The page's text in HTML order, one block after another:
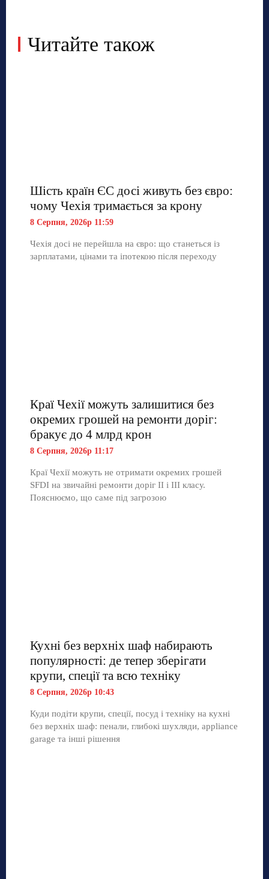
Читайте також
Шість країн ЄС досі живуть без євро:
чому Чехія тримається за крону
8 Серпня, 2026р 11:59
Чехія досі не перейшла на євро: що станеться із
зарплатами, цінами та іпотекою після переходу
Краї Чехії можуть залишитися без
окремих грошей на ремонти доріг:
бракує до 4 млрд крон
8 Серпня, 2026р 11:17
Краї Чехії можуть не отримати окремих грошей
SFDI на звичайні ремонти доріг II і III класу.
Пояснюємо, що саме під загрозою
Кухні без верхніх шаф набирають
популярності: де тепер зберігати
крупи, спеції та всю техніку
8 Серпня, 2026р 10:43
Куди подіти крупи, спеції, посуд і техніку на кухні
без верхніх шаф: пенали, глибокі шухляди, appliance
garage та інші рішення